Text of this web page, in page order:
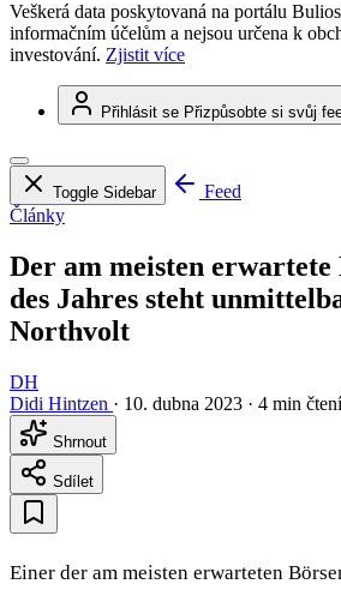
Veškerá data poskytovaná na portálu
informačním účelům a nejsou určena k
investování. Zjistit více
Přihlásit se Přizpůsobte si svůj
Toggle Sidebar
Feed
Články
Der am meisten erwartete
des Jahres steht
Northvolt
DH
Didi Hintzen · 10. dubna 2023 · 4 min čtení
Shrnout
Sdílet
Einer der am meisten erwarteten